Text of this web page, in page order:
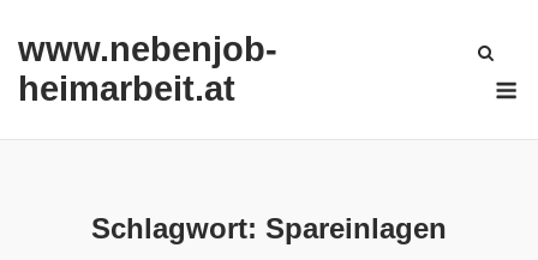
content
www.nebenjob-
heimarbeit.at
Schlagwort: Spareinlagen